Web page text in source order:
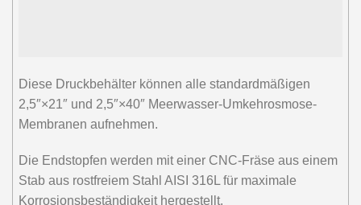
Diese Druckbehälter können alle standardmäßigen
2,5″×21″ und 2,5″×40″ Meerwasser-Umkehrosmose-
Membranen aufnehmen.
Die Endstopfen werden mit einer CNC-Fräse aus einem
Stab aus rostfreiem Stahl AISI 316L für maximale
Korrosionsbeständigkeit hergestellt.